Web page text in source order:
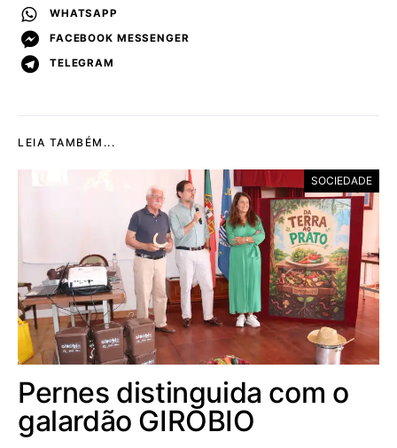
WHATSAPP
FACEBOOK MESSENGER
TELEGRAM
LEIA TAMBÉM...
SOCIEDADE
Pernes distinguida com o
galardão GIROBIO